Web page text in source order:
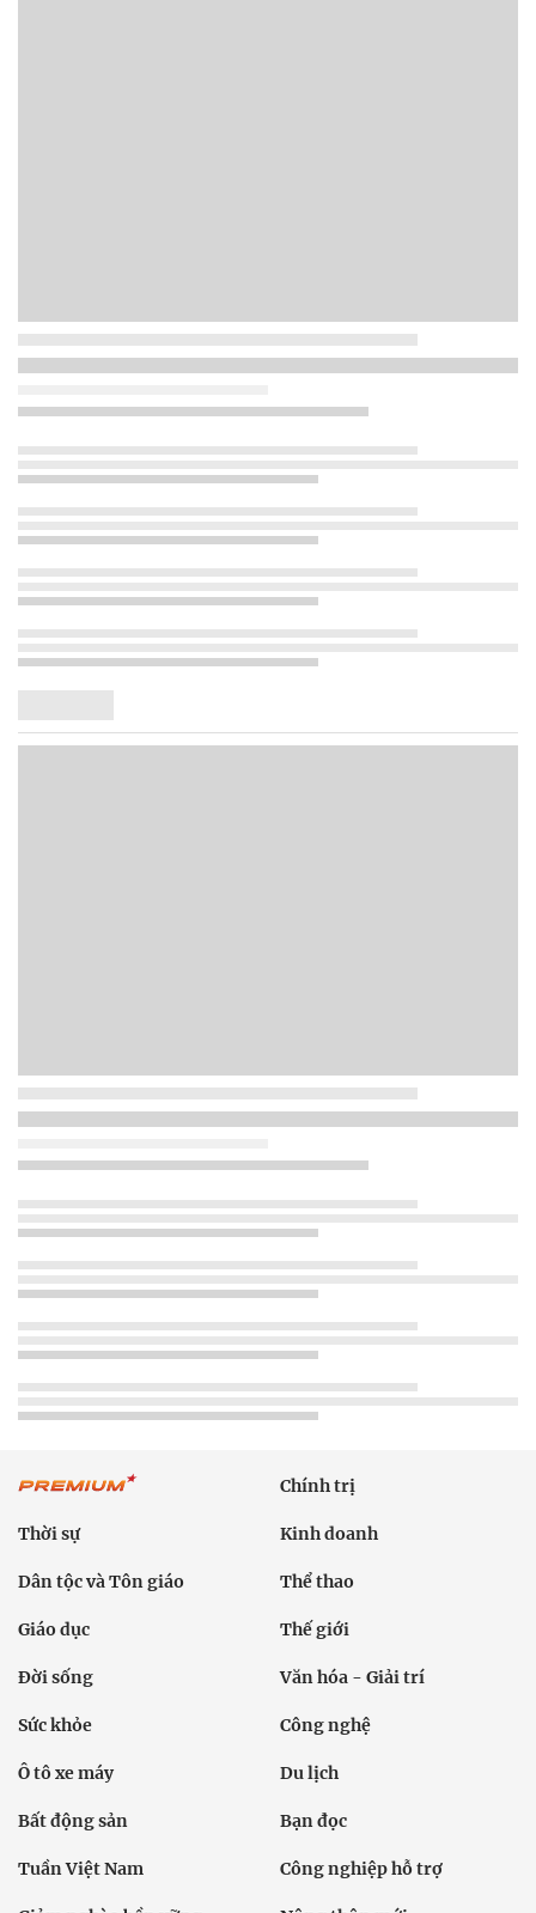
Chính trị
Thời sự Kinh doanh
Dân tộc và Tôn giáo Thể thao
Giáo dục Thế giới
Đời sống Văn hóa - Giải trí
Sức khỏe Công nghệ
Ô tô xe máy Du lịch
Bất động sản Bạn đọc
Tuần Việt Nam Công nghiệp hỗ trợ